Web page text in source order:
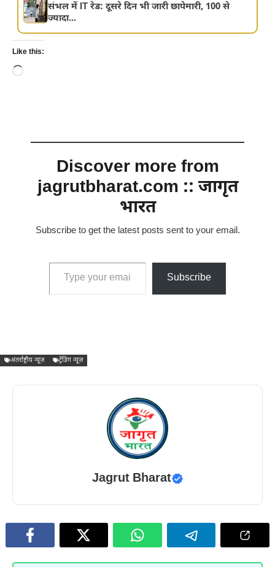
संभल में IT रेड: दूसरे दिन भी जारी छापेमारी, 100 से
ज्यादा...
Like this:
Loading…
Discover more from
jagrutbharat.com :: जागृत
भारत
Subscribe to get the latest posts sent to your email.
Type your email…
Subscribe
अंतर्राष्ट्रीय न्यूज़ ट्रेंडिंग न्यूज़
Jagrut Bharat